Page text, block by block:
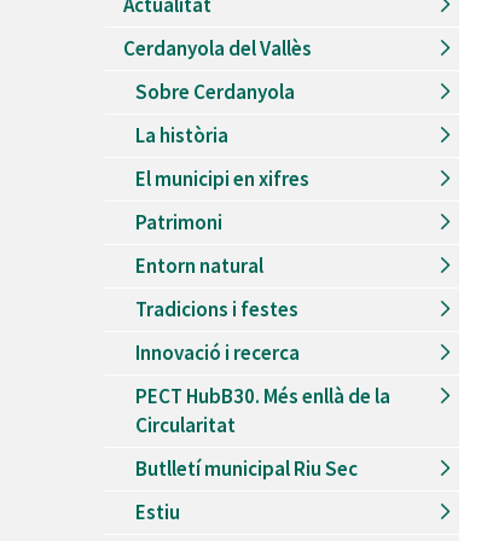
Recursos Humans
Del26/06/2026al30/08/2026
Patis oberts temporada d'estiu
Piscines d'estiu a Cerdanyola
Del01/06/2026al30/09/2026
Refugis climàtics a Cerdanyola
Jocs d'aigua del Parc Cordelles
Del01/07/2024al31/08/2026
Decorem! Conte 'La truita de nabius'
Cerdanyola del Vallès
Sobre Cerdanyola
La història
El municipi en xifres
Patrimoni
Entorn natural
Tradicions i festes
Innovació i recerca
PECT HubB30. Més enllà de la
Circularitat
Butlletí municipal Riu Sec
Estiu